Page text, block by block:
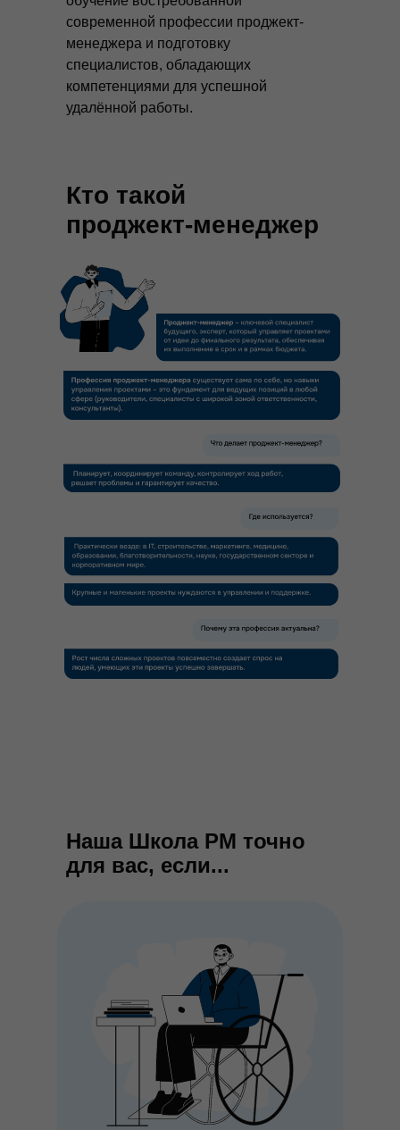
современной профессии проджект-
менеджера и подготовку
специалистов, обладающих
компетенциями для успешной
удалённой работы.
Кто такой
проджект-менеджер
Наша Школа РМ точно
для вас, если...